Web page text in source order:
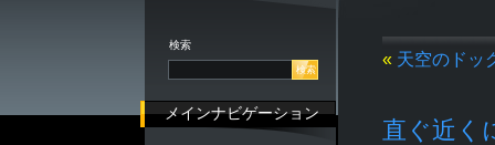
« 天空のドッ
直ぐ近く
検索
メインナビゲーション